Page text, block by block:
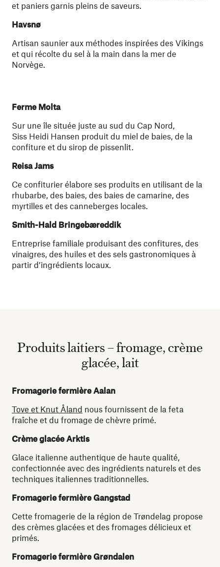
et paniers garnis pleins de saveurs.
Havsnø
Artisan saunier aux méthodes inspirées des Vikings
et qui récolte du sel à la main dans la mer de
Norvège.
Ferme Molta
Sur une île située juste au sud du Cap Nord,
Siss Heidi Hansen produit du miel de baies, de la
confiture et du sirop de pissenlit.
Reisa Jams
Ce confiturier élabore ses produits en utilisant de la
rhubarbe, des baies, des baies de camarine, des
myrtilles et des canneberges locales.
Smith-Hald Bringebæreddik
Entreprise familiale produisant des confitures, des
vinaigres, des huiles et des sels gastronomiques à
partir d’ingrédients locaux.
Produits laitiers – fromage, crème
glacée, lait
Fromagerie fermière Aalan
Tove et Knut Åland nous fournissent de la feta
fraîche et du fromage de chèvre primé.
Crème glacée Arktis
Glace italienne authentique de haute qualité,
confectionnée avec des ingrédients naturels et des
techniques italiennes traditionnelles.
Fromagerie fermière Gangstad
Cette fromagerie de la région de Trøndelag propose
des crèmes glacées et des fromages délicieux et
primés.
Fromagerie fermière Grøndalen